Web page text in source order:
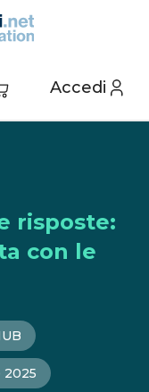
Accedi
risposte:
con le